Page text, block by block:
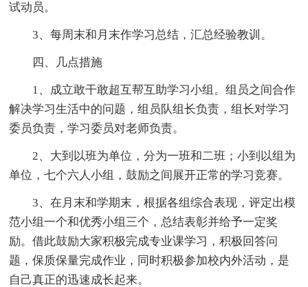
试动员。
3、每周末和月末作学习总结，汇总经验教训。
四、几点措施
1、成立敢干敢超互帮互助学习小组。组员之间合作
解决学习生活中的问题，组员队组长负责，组长对学习
委员负责，学习委员对老师负责。
2、大到以班为单位，分为一班和二班；小到以组为
单位，七个六人小组，鼓励之间展开正常的学习竞赛。
3、在月末和学期末，根据各组综合表现，评定出模
范小组一个和优秀小组三个，总结表彰并给予一定奖
励。借此鼓励大家积极完成专业课学习，积极回答问
题，保质保量完成作业，同时积极参加校内外活动，是
自己真正的迅速成长起来。